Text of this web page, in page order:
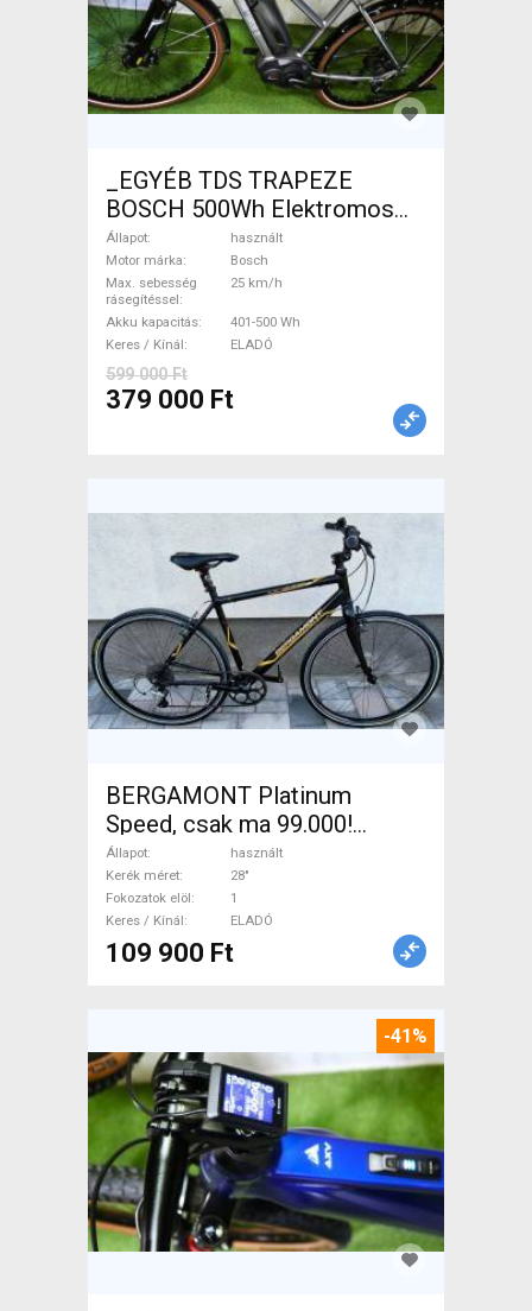
_EGYÉB TDS TRAPEZE
BOSCH 500Wh Elektromos
Trekking/cross 25 km/h
Bosch 401-500 Wh használt
ELADÓ
Állapot
használt
Motor márka
Bosch
Max. sebesség
rásegítéssel
25 km/h
Akku kapacitás
401-500 Wh
Keres / Kínál
ELADÓ
599 000 Ft
379 000 Ft
BERGAMONT Platinum
Speed, csak ma 99.000!
Trekking/cross patkófék
használt ELADÓ
Állapot
használt
Kerék méret
28"
Fokozatok elöl
1
Keres / Kínál
ELADÓ
109 900 Ft
-41%